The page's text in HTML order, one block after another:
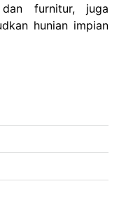
furnitur, juga
hunian impian